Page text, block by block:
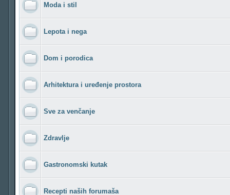
Moda i stil
Lepota i nega
Dom i porodica
Arhitektura i uređenje prostora
Sve za venčanje
Zdravlje
Gastronomski kutak
Recepti naših forumaša